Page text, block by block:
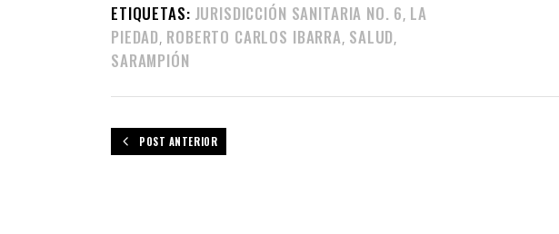
ETIQUETAS: JURISDICCIÓN SANITARIA NO. 6, LA
PIEDAD, ROBERTO CARLOS IBARRA, SALUD,
SARAMPIÓN
POST ANTERIOR